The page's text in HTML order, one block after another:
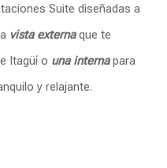
Suite diseñadas a
vista externaque te
Itagüí o una interna para
y relajante.